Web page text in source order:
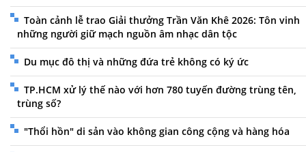
Toàn cảnh lễ trao Giải thưởng Trần Văn Khê 2026: Tôn vinh
những người giữ mạch nguồn âm nhạc dân tộc
Du mục đô thị và những đứa trẻ không có ký ức
TP.HCM xử lý thế nào với hơn 780 tuyến đường trùng tên,
trùng số?
"Thổi hồn" di sản vào không gian công cộng và hàng hóa